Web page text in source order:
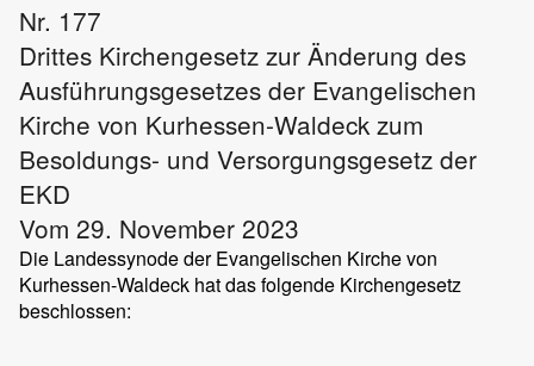
Nr. 177
Drittes Kirchengesetz zur Änderung des
Ausführungsgesetzes der Evangelischen
Kirche von Kurhessen-Waldeck zum
Besoldungs- und Versorgungsgesetz der
EKD
Vom 29. November 2023
Die Landessynode der Evangelischen Kirche von
Kurhessen-Waldeck hat das folgende Kirchengesetz
beschlossen: